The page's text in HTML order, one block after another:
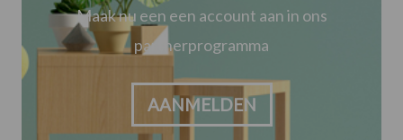
Maak nu een een account aan in ons
partnerprogramma
AANMELDEN